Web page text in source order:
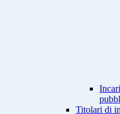
Titolari di